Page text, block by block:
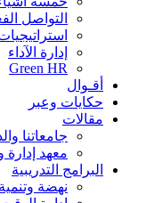
التواصل
إدارة الآداء
Green HR
أقـوال
حكايات وعبر
مقالات
جامعاتنا
معهد إدارة
البرامج التدريبية
نهضة